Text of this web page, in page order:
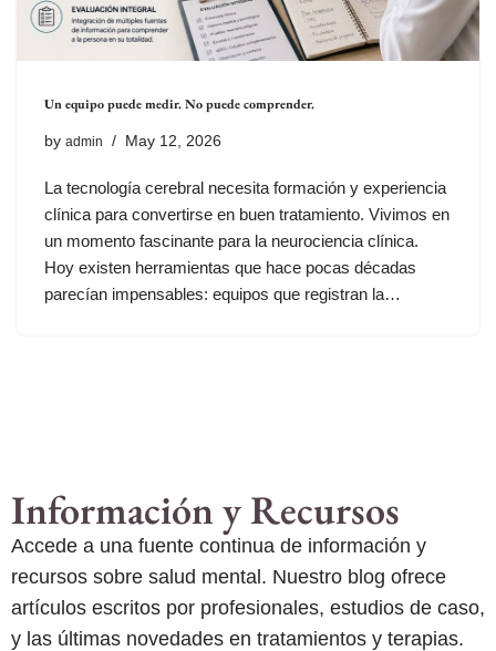
Un equipo puede medir. No puede comprender.
by admin May 12, 2026
La tecnología cerebral necesita formación y experiencia
clínica para convertirse en buen tratamiento. Vivimos en
un momento fascinante para la neurociencia clínica.
Hoy existen herramientas que hace pocas décadas
parecían impensables: equipos que registran la…
Información y Recursos
Accede a una fuente continua de información y
recursos sobre salud mental. Nuestro blog ofrece
artículos escritos por profesionales, estudios de caso,
y las últimas novedades en tratamientos y terapias.